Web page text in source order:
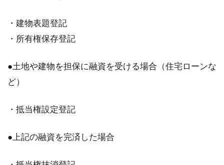
・建物表題登記
・所有権保存登記
●土地や建物を担保に融資を受ける場合（住宅ローンな
ど）
・抵当権設定登記
●上記の融資を完済した場合